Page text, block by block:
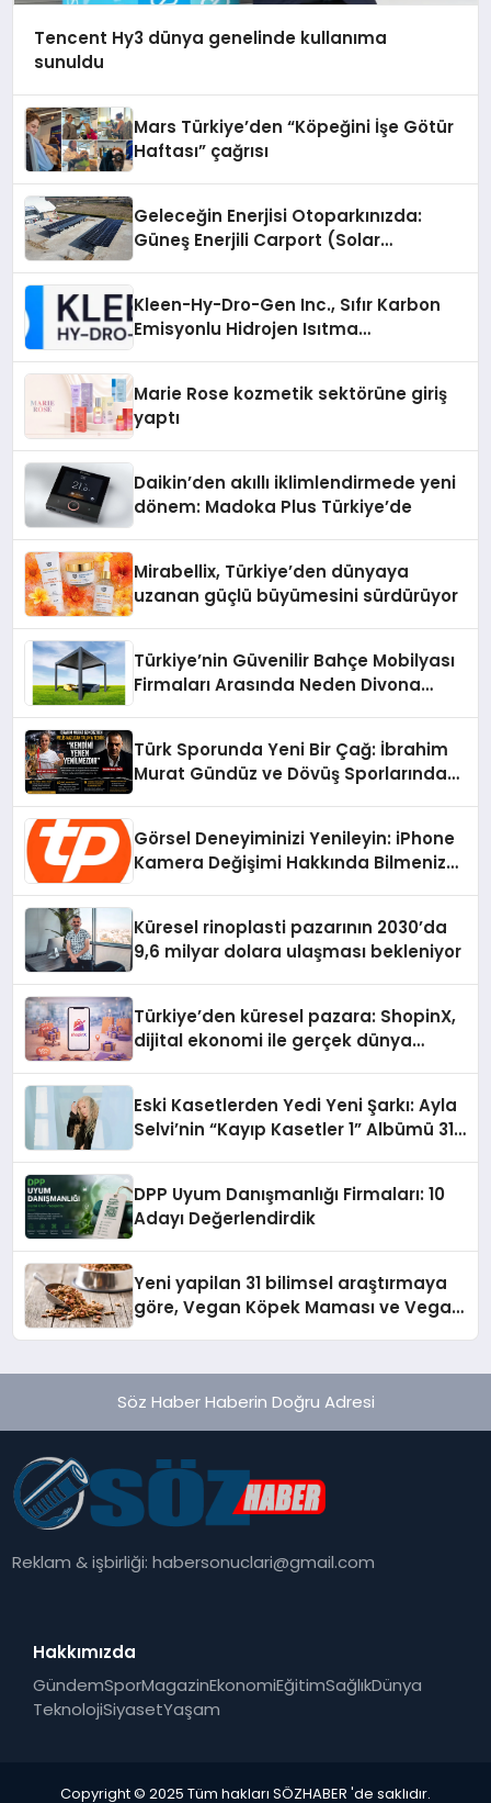
Tencent Hy3 dünya genelinde kullanıma
sunuldu
Mars Türkiye’den “Köpeğini İşe Götür
Haftası” çağrısı
Geleceğin Enerjisi Otoparkınızda:
Güneş Enerjili Carport (Solar
Kleen-Hy-Dro-Gen Inc., Sıfır Karbon
Emisyonlu Hidrojen Isıtma
Marie Rose kozmetik sektörüne giriş
yaptı
Daikin’den akıllı iklimlendirmede yeni
dönem: Madoka Plus Türkiye’de
Mirabellix, Türkiye’den dünyaya
uzanan güçlü büyümesini sürdürüyor
Türkiye’nin Güvenilir Bahçe Mobilyası
Firmaları Arasında Neden Divona
Türk Sporunda Yeni Bir Çağ: İbrahim
Murat Gündüz ve Dövüş Sporlarında
Görsel Deneyiminizi Yenileyin: iPhone
Kamera Değişimi Hakkında Bilmeniz
Küresel rinoplasti pazarının 2030’da
9,6 milyar dolara ulaşması bekleniyor
Türkiye’den küresel pazara: ShopinX,
dijital ekonomi ile gerçek dünya
Eski Kasetlerden Yedi Yeni Şarkı: Ayla
Selvi’nin “Kayıp Kasetler 1” Albümü 31
DPP Uyum Danışmanlığı Firmaları: 10
Adayı Değerlendirdik
Yeni yapilan 31 bilimsel araştırmaya
göre, Vegan Köpek Maması ve Vegan
Söz Haber Haberin Doğru Adresi
Reklam & işbirliği:habersonuclari@gmail.com
Hakkımızda
GündemSporMagazinEkonomiEğitimSağlıkDünya
TeknolojiSiyasetYaşam
Copyright © 2025 Tüm hakları SÖZHABER 'de saklıdır.